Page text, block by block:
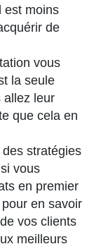
est moins
de
vous
la seule
allez leur
que cela en
stratégies
vous
en premier
en savoir
vos clients
meilleurs